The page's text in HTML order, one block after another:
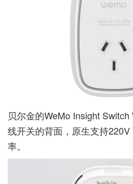
贝尔金的WeMo Insight
线开关的背面，原生支持
率。